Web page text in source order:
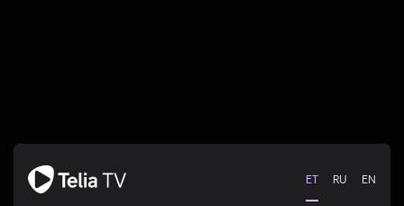
ET RU EN